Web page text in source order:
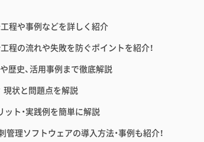
程や事例などを詳しく紹介
程の流れや失敗を防ぐポイントを紹介！
歴史、活用事例まで徹底解説
現状と問題点を解説
ット・実践例を簡単に解説
管理ソフトウェアの導入方法・事例も紹介！